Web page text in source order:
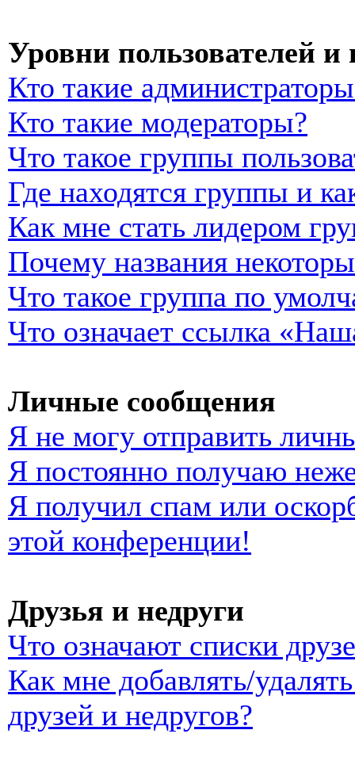
Уровни пользователей
Кто такие
Кто такие модераторы?
Что такое группы
Где находятся группы и
Как мне стать лидером
Почему названия
Что такое группа по
Что означает ссылка
Личные сообщения
Я не могу отправить
Я постоянно получаю
Я получил спам или
этой конференции!
Друзья и недруги
Что означают списки
Как мне добавлять/
друзей и недругов?